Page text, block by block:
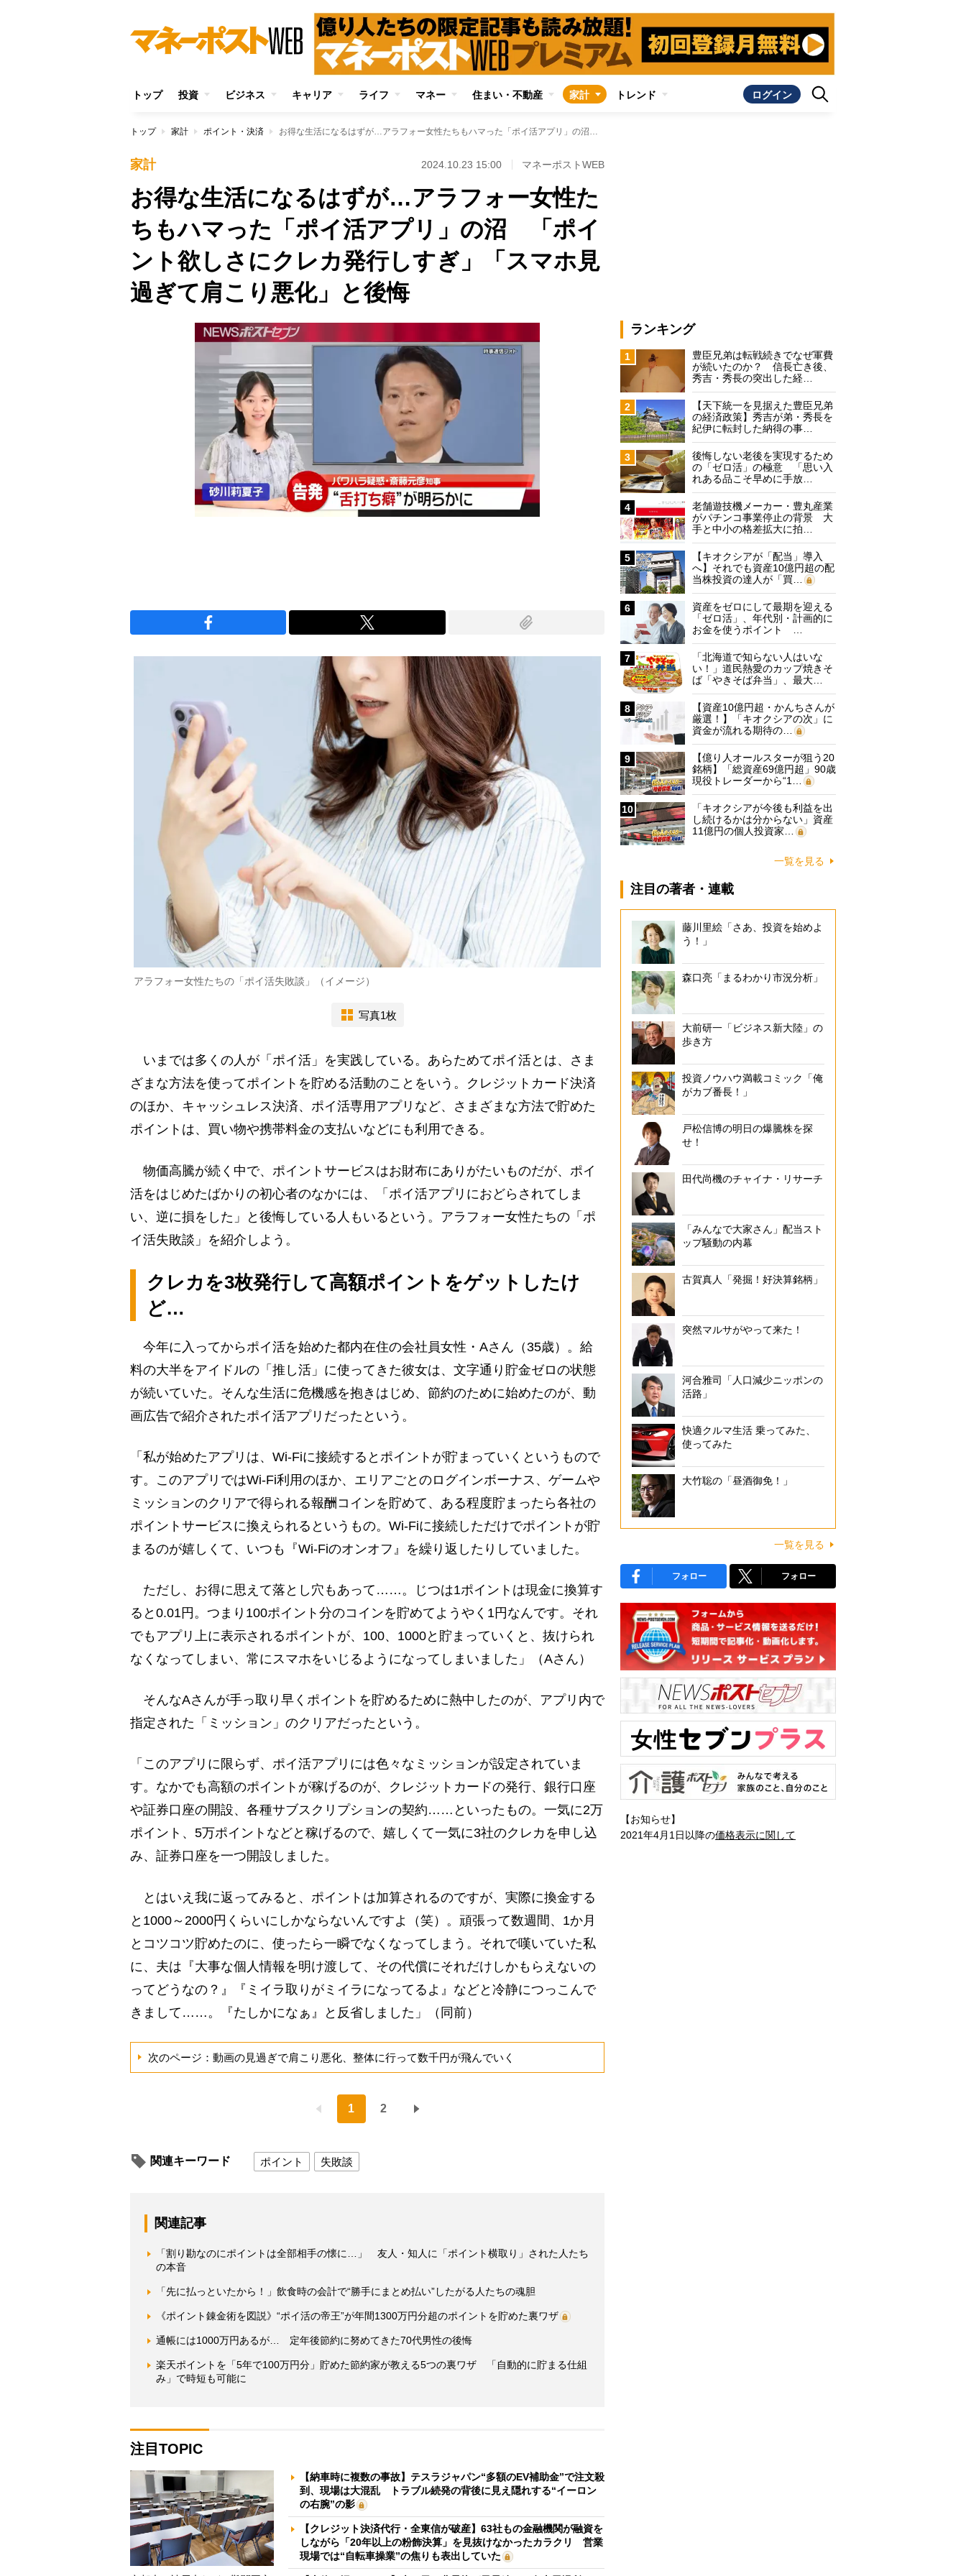
トップ 投資 ビジネス キャリア ライフ マネー 住まい・不動産 家計 トレンド ログイン
トップ 家計 ポイント・決済 お得な生活になるはずが…アラフォー女性たちもハマった「ポイ活アプリ」の沼 「ポイント欲しさにクレカ発行しすぎ」「スマホ見過ぎて肩こり悪化」と後悔
家計 2024.10.23 15:00 マネーポストWEB
お得な生活になるはずが…アラフォー女性た
ちもハマった「ポイ活アプリ」の沼 「ポイ
ント欲しさにクレカ発行しすぎ」「スマホ見
過ぎて肩こり悪化」と後悔
アラフォー女性たちの「ポイ活失敗談」（イメージ）
写真1枚
いまでは多くの人が「ポイ活」を実践している。あらためてポイ活とは、さま
ざまな方法を使ってポイントを貯める活動のことをいう。クレジットカード決済
のほか、キャッシュレス決済、ポイ活専用アプリなど、さまざまな方法で貯めた
ポイントは、買い物や携帯料金の支払いなどにも利用できる。
物価高騰が続く中で、ポイントサービスはお財布にありがたいものだが、ポイ
活をはじめたばかりの初心者のなかには、「ポイ活アプリにおどらされてしま
い、逆に損をした」と後悔している人もいるという。アラフォー女性たちの「ポ
イ活失敗談」を紹介しよう。
クレカを3枚発行して高額ポイントをゲットしたけ
ど…
今年に入ってからポイ活を始めた都内在住の会社員女性・Aさん（35歳）。給
料の大半をアイドルの「推し活」に使ってきた彼女は、文字通り貯金ゼロの状態
が続いていた。そんな生活に危機感を抱きはじめ、節約のために始めたのが、動
画広告で紹介されたポイ活アプリだったという。
「私が始めたアプリは、Wi-Fiに接続するとポイントが貯まっていくというもので
す。このアプリではWi-Fi利用のほか、エリアごとのログインボーナス、ゲームや
ミッションのクリアで得られる報酬コインを貯めて、ある程度貯まったら各社の
ポイントサービスに換えられるというもの。Wi-Fiに接続しただけでポイントが貯
まるのが嬉しくて、いつも『Wi-Fiのオンオフ』を繰り返したりしていました。
ただし、お得に思えて落とし穴もあって……。じつは1ポイントは現金に換算す
ると0.01円。つまり100ポイント分のコインを貯めてようやく1円なんです。それ
でもアプリ上に表示されるポイントが、100、1000と貯まっていくと、抜けられ
なくなってしまい、常にスマホをいじるようになってしまいました」（Aさん）
そんなAさんが手っ取り早くポイントを貯めるために熱中したのが、アプリ内で
指定された「ミッション」のクリアだったという。
「このアプリに限らず、ポイ活アプリには色々なミッションが設定されていま
す。なかでも高額のポイントが稼げるのが、クレジットカードの発行、銀行口座
や証券口座の開設、各種サブスクリプションの契約……といったもの。一気に2万
ポイント、5万ポイントなどと稼げるので、嬉しくて一気に3社のクレカを申し込
み、証券口座を一つ開設しました。
とはいえ我に返ってみると、ポイントは加算されるのですが、実際に換金する
と1000～2000円くらいにしかならないんですよ（笑）。頑張って数週間、1か月
とコツコツ貯めたのに、使ったら一瞬でなくなってしまう。それで嘆いていた私
に、夫は『大事な個人情報を明け渡して、その代償にそれだけしかもらえないの
ってどうなの？』『ミイラ取りがミイラになってるよ』などと冷静につっこんで
きまして……。『たしかになぁ』と反省しました」（同前）
次のページ：動画の見過ぎで肩こり悪化、整体に行って数千円が飛んでいく
1 2
関連キーワード ポイント 失敗談
関連記事
「割り勘なのにポイントは全部相手の懐に…」 友人・知人に「ポイント横取り」された人たち
の本音
「先に払っといたから！」飲食時の会計で“勝手にまとめ払い”したがる人たちの魂胆
《ポイント錬金術を図説》“ポイ活の帝王”が年間1300万円分超のポイントを貯めた裏ワザ
通帳には1000万円あるが… 定年後節約に努めてきた70代男性の後悔
楽天ポイントを「5年で100万円分」貯めた節約家が教える5つの裏ワザ 「自動的に貯まる仕組
み」で時短も可能に
注目TOPIC
【納車時に複数の事故】テスラジャパン“多額のEV補助金”で注文殺
到、現場は大混乱 トラブル続発の背後に見え隠れする“イーロン
の右腕”の影
【クレジット決済代行・全東信が破産】63社もの金融機関が融資を
しながら「20年以上の粉飾決算」を見抜けなかったカラクリ 営業
現場では“自転車操業”の焦りも表出していた
ランキング
1
豊臣兄弟は転戦続きでなぜ軍費
が続いたのか？ 信長亡き後、
秀吉・秀長の突出した経…
2
【天下統一を見据えた豊臣兄弟
の経済政策】秀吉が弟・秀長を
紀伊に転封した納得の事…
3
後悔しない老後を実現するため
の「ゼロ活」の極意 「思い入
れある品こそ早めに手放…
4
老舗遊技機メーカー・豊丸産業
がパチンコ事業停止の背景 大
手と中小の格差拡大に拍…
5
【キオクシアが「配当」導入
へ】それでも資産10億円超の配
当株投資の達人が「買…
6
資産をゼロにして最期を迎える
「ゼロ活」、年代別・計画的に
お金を使うポイント …
7
「北海道で知らない人はいな
い！」道民熱愛のカップ焼きそ
ば「やきそば弁当」、最大…
8
【資産10億円超・かんちさんが
厳選！】「キオクシアの次」に
資金が流れる期待の…
9
【億り人オールスターが狙う20
銘柄】「総資産69億円超」90歳
現役トレーダーから“1…
10
「キオクシアが今後も利益を出
し続けるかは分からない」資産
11億円の個人投資家…
一覧を見る
注目の著者・連載
藤川里絵「さあ、投資を始めよ
う！」
森口亮「まるわかり市況分析」
大前研一「ビジネス新大陸」の
歩き方
投資ノウハウ満載コミック「俺
がカブ番長！」
戸松信博の明日の爆騰株を探
せ！
田代尚機のチャイナ・リサーチ
「みんなで大家さん」配当スト
ップ騒動の内幕
古賀真人「発掘！好決算銘柄」
突然マルサがやって来た！
河合雅司「人口減少ニッポンの
活路」
快適クルマ生活 乗ってみた、
使ってみた
大竹聡の「昼酒御免！」
一覧を見る
フォロー フォロー
【お知らせ】
2021年4月1日以降の価格表示に関して